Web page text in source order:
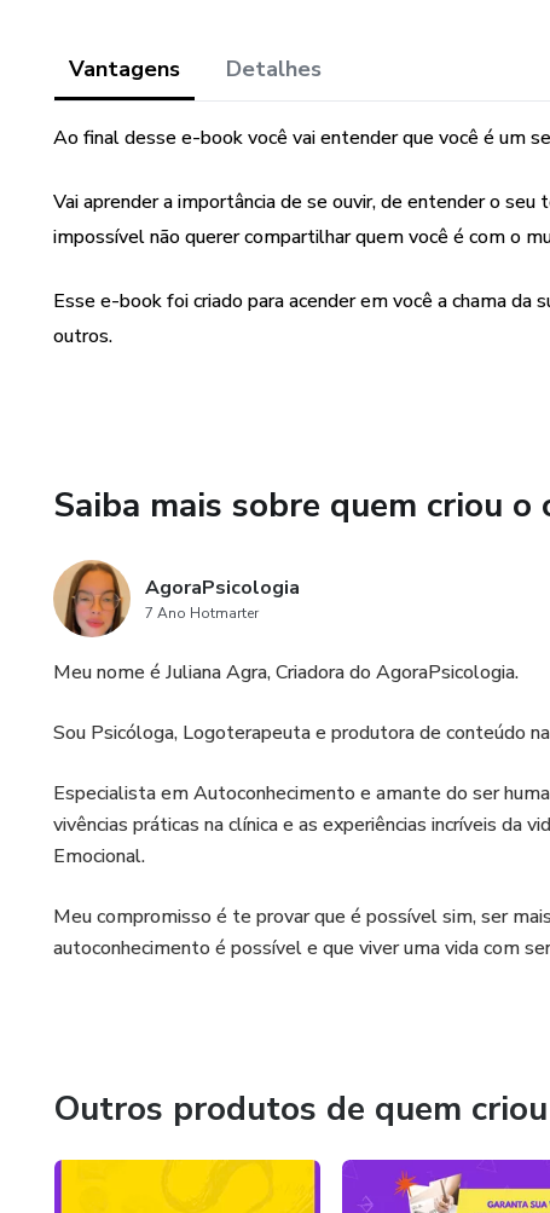
Vantagens Detalhes
Ao final desse e-book você vai entender que você é um
Vai aprender a importância de se ouvir, de entender o
impossível não querer compartilhar quem você é com o
Esse e-book foi criado para acender em você a chama da
outros.
Saiba mais sobre quem criou o
AgoraPsicologia
7 Ano Hotmarter
Meu nome é Juliana Agra, Criadora do AgoraPsicologia.
Sou Psicóloga, Logoterapeuta e produtora de conteúdo
Especialista em Autoconhecimento e amante do ser
vivências práticas na clínica e as experiências incríveis da
Emocional.
Meu compromisso é te provar que é possível sim, ser
autoconhecimento é possível e que viver uma vida com
Outros produtos de quem